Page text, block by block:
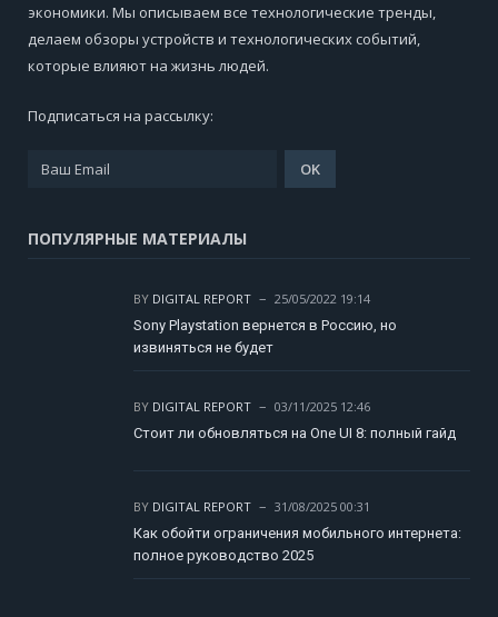
экономики. Мы описываем все технологические тренды,
делаем обзоры устройств и технологических событий,
которые влияют на жизнь людей.
Подписаться на рассылку:
ПОПУЛЯРНЫЕ МАТЕРИАЛЫ
BY DIGITAL REPORT
25/05/2022 19:14
Sony Playstation вернется в Россию, но
извиняться не будет
BY DIGITAL REPORT
03/11/2025 12:46
Стоит ли обновляться на One UI 8: полный гайд
BY DIGITAL REPORT
31/08/2025 00:31
Как обойти ограничения мобильного интернета:
полное руководство 2025